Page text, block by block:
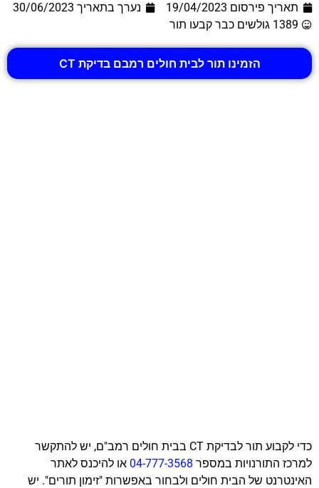
תאריך פירסום 19/04/2023 נערך בתאריך 30/06/2023
1389 גולשים כבר קבעו תור
הזמינו תור לבית חולים רמבם בדיקת CT
כדי לקבוע תור לבדיקת CT בבית חולים רמב"ם, יש להתקשר
למרכז התורנויות במספר 04-777-3568 או להיכנס לאתר
האינטרנט של הבית חולים ולבחור באפשרות "זימון תורים". יש